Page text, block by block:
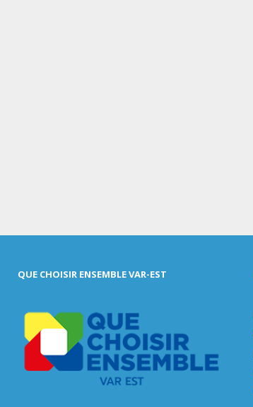
QUE CHOISIR ENSEMBLE VAR-EST